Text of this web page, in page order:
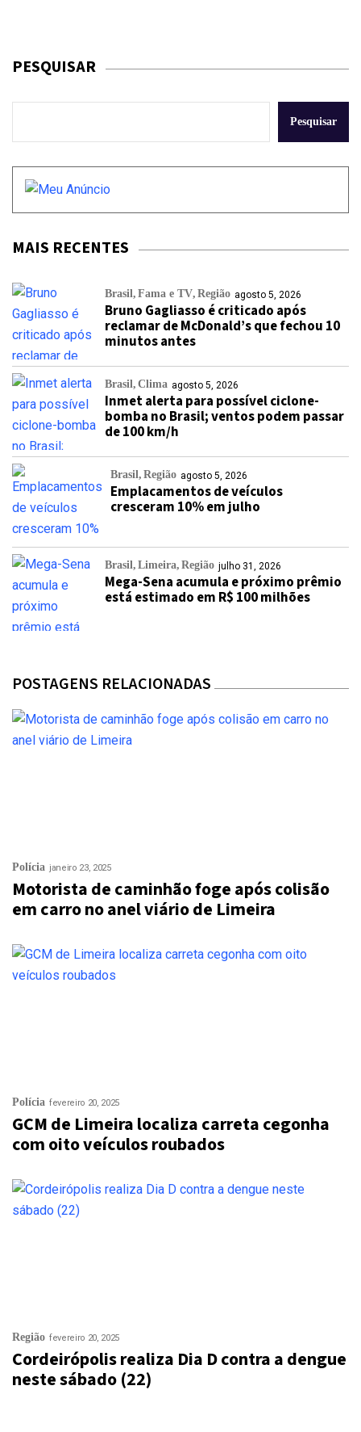
PESQUISAR
Pesquisar
MAIS RECENTES
Brasil Fama e TV Região agosto 5, 2026
Bruno Gagliasso é criticado após
reclamar de McDonald’s que fechou 10
minutos antes
Brasil Clima agosto 5, 2026
Inmet alerta para possível ciclone-
bomba no Brasil; ventos podem passar
de 100 km/h
Brasil Região agosto 5, 2026
Emplacamentos de veículos
cresceram 10% em julho
Brasil Limeira Região julho 31, 2026
Mega-Sena acumula e próximo prêmio
está estimado em R$ 100 milhões
POSTAGENS RELACIONADAS
Polícia janeiro 23, 2025
Motorista de caminhão foge após colisão
em carro no anel viário de Limeira
Polícia fevereiro 20, 2025
GCM de Limeira localiza carreta cegonha
com oito veículos roubados
Região fevereiro 20, 2025
Cordeirópolis realiza Dia D contra a dengue
neste sábado (22)